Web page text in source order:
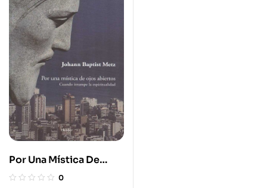
Por Una Mística De
Ojos Abiertos
0